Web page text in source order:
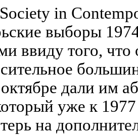
in
выборы
ввиду того,
дали им
уже к
на